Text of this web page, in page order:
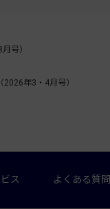
号）
年3・4月号）
ス よくある質問